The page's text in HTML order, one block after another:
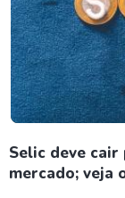
Selic deve
mercado; veja